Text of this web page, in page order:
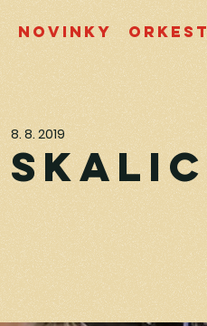
Novinky
8. 8. 2019